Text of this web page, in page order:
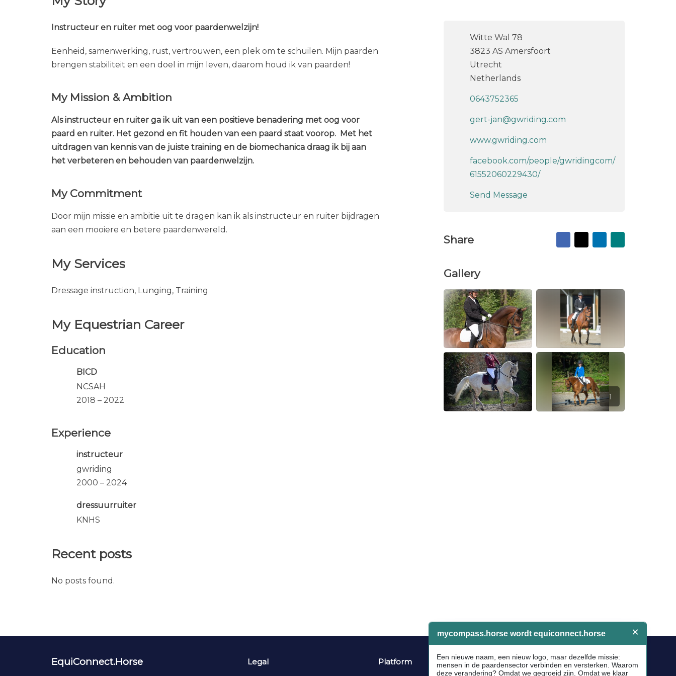
Instructeur en ruiter met oog voor paardenwelzijn!
Eenheid, samenwerking, rust, vertrouwen, een plek om te schuilen. Mijn paarden
brengen stabiliteit en een doel in mijn leven, daarom houd ik van paarden!
My Mission & Ambition
Als instructeur en ruiter ga ik uit van een positieve benadering met oog voor
paard en ruiter. Het gezond en fit houden van een paard staat voorop. Met het
uitdragen van kennis van de juiste training en de biomechanica draag ik bij aan
het verbeteren en behouden van paardenwelzijn.
My Commitment
Door mijn missie en ambitie uit te dragen kan ik als instructeur en ruiter bijdragen
aan een mooiere en betere paardenwereld.
My Services
Dressage instruction, Lunging, Training
My Equestrian Career
Education
BICD
NCSAH
2018 – 2022
Experience
instructeur
gwriding
2000 – 2024
dressuurruiter
KNHS
Witte Wal 78
3823 AS Amersfoort
Utrecht
Netherlands
0643752365
gert-jan@gwriding.com
www.gwriding.com
facebook.com/people/gwridingcom/
61552060229430/
Send Message
Share Facebook
X LinkedIn
Mail
to
Gallery
1
Recent posts
No posts found.
EquiConnect.Horse Legal Platform Socials